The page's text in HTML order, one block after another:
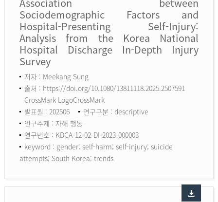
Sociodemographic Factors and
Hospital-Presenting Self-Injury:
Analysis from the Korea National
Hospital Discharge In-Depth Injury
Survey
저자 : Meekang Sung
출처 : https://doi.org/10.1080/13811118.2025.2507591
CrossMark LogoCrossMark
발표월 : 202506
연구구분 : descriptive
연구주제 : 자해 행동
연구번호 : KDCA-12-02-DI-2023-000003
keyword : gender; self-harm; self-injury; suicide
attempts; South Korea; trends